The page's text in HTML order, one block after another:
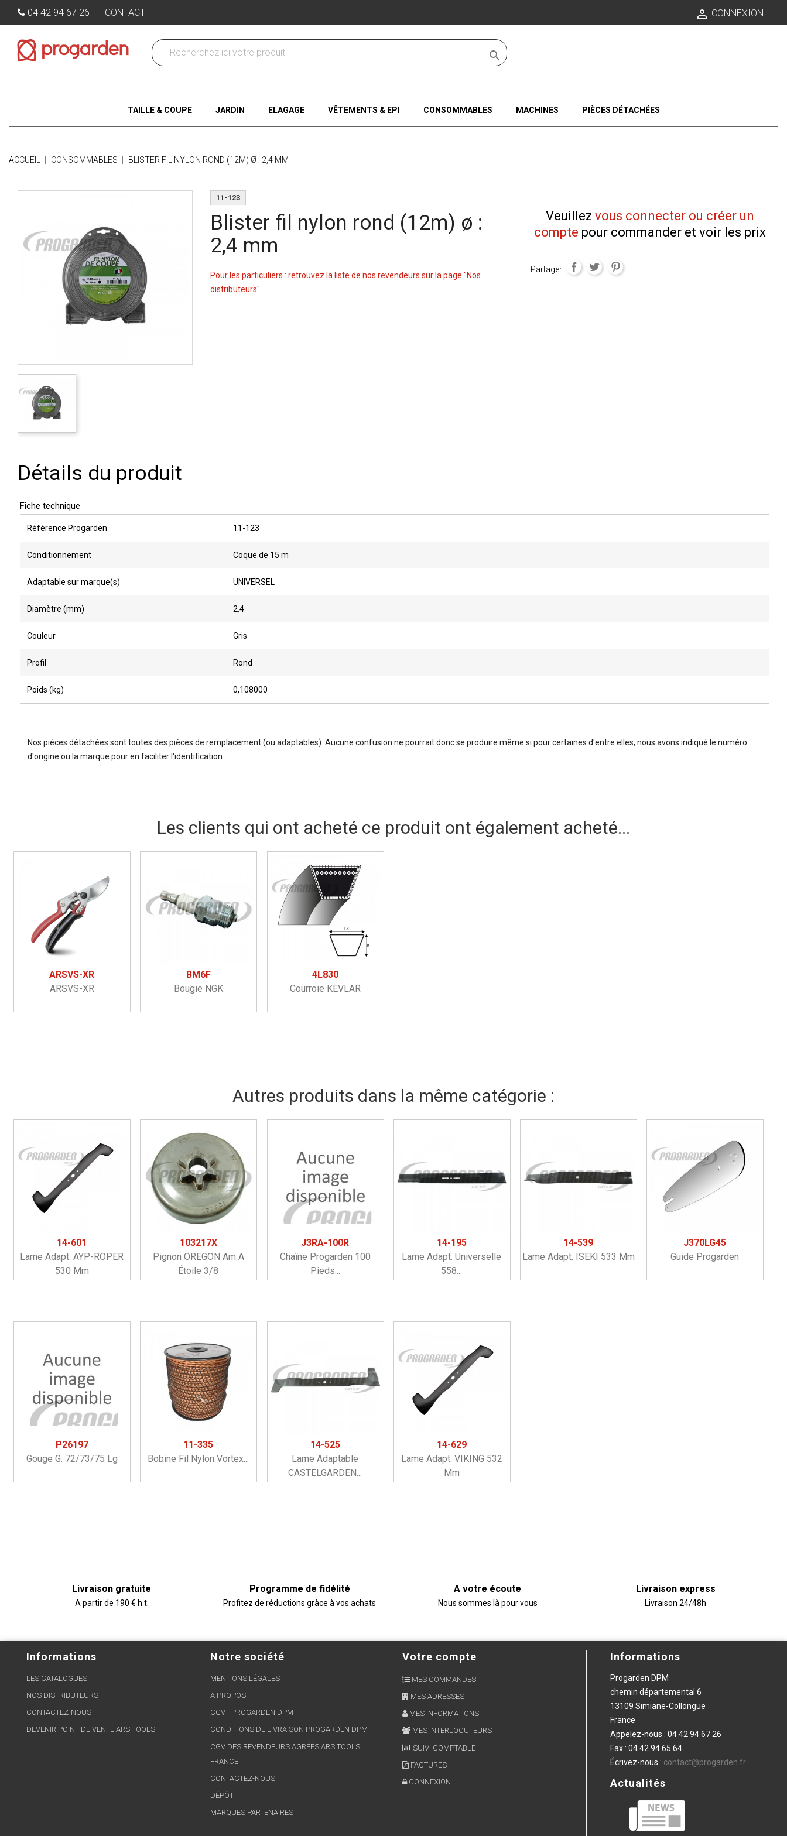
04 42 94 67 26 CONTACT  CONNEXION

TAILLE & COUPE JARDIN ELAGAGE VÊTEMENTS & EPI CONSOMMABLES MACHINES PIÈCES DÉTACHÉES
ACCUEIL CONSOMMABLES BLISTER FIL NYLON ROND (12M) Ø : 2,4 MM
11-123
Blister fil nylon rond (12m) ø :
2,4 mm
Pour les particuliers : retrouvez la liste de nos revendeurs sur la page "Nos
distributeurs"
Veuillez vous connecter ou créer un
compte pour commander et voir les prix
Partager
Détails du produit
Fiche technique
Référence Progarden 11-123
Conditionnement Coque de 15 m
Adaptable sur marque(s) UNIVERSEL
Diamètre (mm) 2.4
Couleur Gris
Profil Rond
Poids (kg) 0,108000
Nos pièces détachées sont toutes des pièces de remplacement (ou adaptables). Aucune confusion ne pourrait donc se produire même si pour certaines d'entre elles, nous avons indiqué le numéro
d'origine ou la marque pour en faciliter l'identification.
Les clients qui ont acheté ce produit ont également acheté...
ARSVS-XR
ARSVS-XR
BM6F
Bougie NGK
4L830
Courroie KEVLAR
Autres produits dans la même catégorie :
14-601
Lame Adapt. AYP-ROPER
530 Mm
103217X
Pignon OREGON Am A
Étoile 3/8
J3RA-100R
Chaîne Progarden 100
Pieds...
14-195
Lame Adapt. Universelle
558...
14-539
Lame Adapt. ISEKI 533 Mm
J370LG45
Guide Progarden
P26197
Gouge G. 72/73/75 Lg
11-335
Bobine Fil Nylon Vortex...
14-525
Lame Adaptable
CASTELGARDEN...
14-629
Lame Adapt. VIKING 532
Mm
Livraison gratuite
A partir de 190 € h.t.
Programme de fidélité
Profitez de réductions gràce à vos achats
A votre écoute
Nous sommes là pour vous
Livraison express
Livraison 24/48h
Informations
LES CATALOGUES
NOS DISTRIBUTEURS
CONTACTEZ-NOUS
DEVENIR POINT DE VENTE ARS TOOLS
Notre société
MENTIONS LÉGALES
A PROPOS
CGV - PROGARDEN DPM
CONDITIONS DE LIVRAISON PROGARDEN DPM
CGV DES REVENDEURS AGRÉÉS ARS TOOLS
FRANCE
CONTACTEZ-NOUS
DÉPÔT
MARQUES PARTENAIRES
Votre compte
MES COMMANDES
MES ADRESSES
MES INFORMATIONS
MES INTERLOCUTEURS
SUIVI COMPTABLE
FACTURES
CONNEXION
Informations
Progarden DPM
chemin départemental 6
13109 Simiane-Collongue
France
Appelez-nous : 04 42 94 67 26
Fax : 04 42 94 65 64
Écrivez-nous : contact@progarden.fr
Actualités